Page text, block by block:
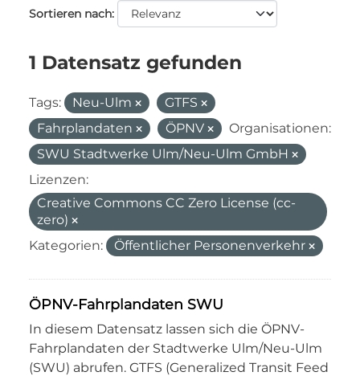
Sortieren nach
1 Datensatz gefunden
Tags: Neu-Ulm
GTFS
Fahrplandaten
ÖPNV
Organisationen:
SWU Stadtwerke Ulm/Neu-Ulm GmbH
Lizenzen:
Creative Commons CC Zero License (cc-
zero)
Kategorien:
Öffentlicher Personenverkehr
ÖPNV-Fahrplandaten SWU
In diesem Datensatz lassen sich die ÖPNV-
Fahrplandaten der Stadtwerke Ulm/Neu-Ulm
(SWU) abrufen. GTFS (Generalized Transit Feed